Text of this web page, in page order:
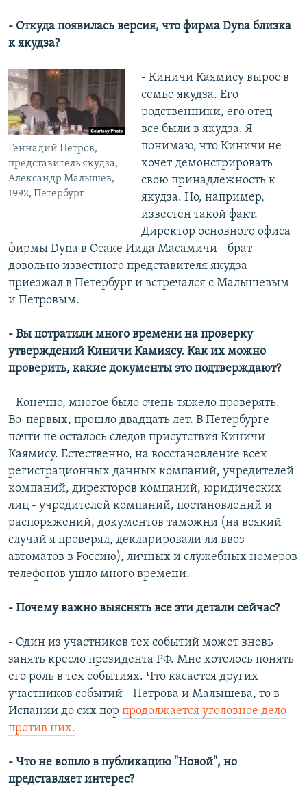
- Откуда появилась версия, что фирма Dyna близка
к якудза?
Геннадий Петров,
представитель якудза,
Александр Малышев,
1992, Петербург
- Киничи Каямису вырос в
семье якудза. Его
родственники, его отец -
все были в якудза. Я
понимаю, что Киничи не
хочет демонстрировать
свою принадлежность к
якудза. Но, например,
известен такой факт.
Директор основного офиса
фирмы Dyna в Осаке Иида Масамичи - брат
довольно известного представителя якудза -
приезжал в Петербург и встречался с Малышевым
и Петровым.
- Вы потратили много времени на проверку
утверждений Киничи Камиясу. Как их можно
проверить, какие документы это подтверждают?
- Конечно, многое было очень тяжело проверять.
Во-первых, прошло двадцать лет. В Петербурге
почти не осталось следов присутствия Киничи
Каямису. Естественно, на восстановление всех
регистрационных данных компаний, учредителей
компаний, директоров компаний, юридических
лиц - учредителей компаний, постановлений и
распоряжений, документов таможни (на всякий
случай я проверял, декларировали ли ввоз
автоматов в Россию), личных и служебных номеров
телефонов ушло много времени.
- Почему важно выяснять все эти детали сейчас?
- Один из участников тех событий может вновь
занять кресло президента РФ. Мне хотелось понять
его роль в тех событиях. Что касается других
участников событий - Петрова и Малышева, то в
Испании до сих пор продолжается уголовное дело
против них.
- Что не вошло в публикацию "Новой", но
представляет интерес?